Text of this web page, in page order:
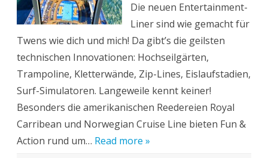
Die neuen Entertainment-
Liner sind wie gemacht für
Twens wie dich und mich! Da gibt’s die geilsten
technischen Innovationen: Hochseilgärten,
Trampoline, Kletterwände, Zip-Lines, Eislaufstadien,
Surf-Simulatoren. Langeweile kennt keiner!
Besonders die amerikanischen Reedereien Royal
Carribean und Norwegian Cruise Line bieten Fun &
Action rund um… Read more »